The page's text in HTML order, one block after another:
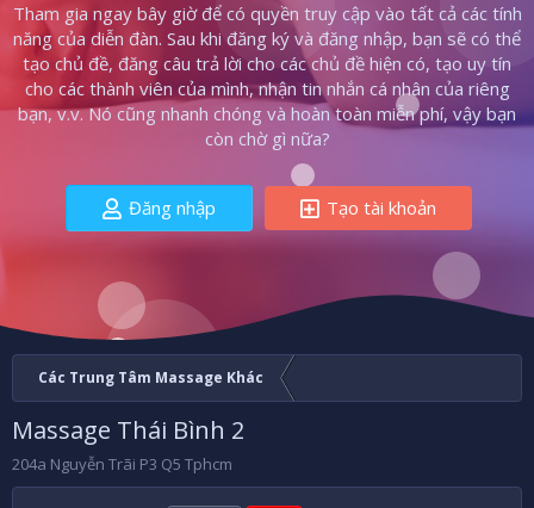
Tham gia ngay bây giờ để có quyền truy cập vào tất cả các tính
năng của diễn đàn. Sau khi đăng ký và đăng nhập, bạn sẽ có thể
tạo chủ đề, đăng câu trả lời cho các chủ đề hiện có, tạo uy tín
cho các thành viên của mình, nhận tin nhắn cá nhân của riêng
bạn, v.v. Nó cũng nhanh chóng và hoàn toàn miễn phí, vậy bạn
còn chờ gì nữa?
Đăng nhập Tạo tài khoản
Các Trung Tâm Massage Khác
Massage Thái Bình 2
204a Nguyễn Trãi P3 Q5 Tphcm